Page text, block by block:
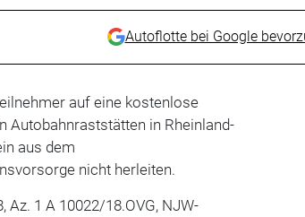
Autoflotte bei Google
auf eine kostenlose
Autobahnraststätten in Rheinland-
aus dem
nicht herleiten.
Az. 1 A 10022/18.OVG, NJW-